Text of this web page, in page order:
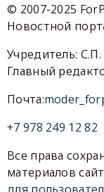
© 2007-2025
Новостной
Учредитель:
Главный
Почта:
+7 978 249 12 82
Все права
материалов
для